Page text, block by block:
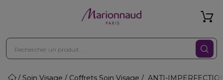
Soin Visage Coffrets Soin Visage ANTI-